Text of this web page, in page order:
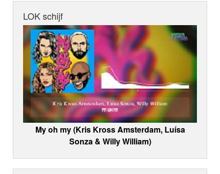
LOK schijf
My oh my (Kris Kross Amsterdam, Luísa
Sonza & Willy William)